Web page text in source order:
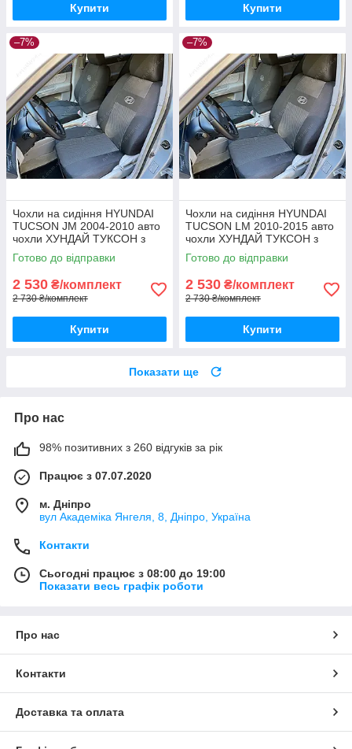
Купити Купити
–7%
Чохли на сидіння HYUNDAI
TUCSON JM 2004-2010 авто
чохли ХУНДАЙ ТУКСОН з
2004 по 2010
Готово до відправки
2 530 ₴/комплект
2 730 ₴/комплект
Купити
–7%
Чохли на сидіння HYUNDAI
TUCSON LM 2010-2015 авто
чохли ХУНДАЙ ТУКСОН з
2010 по 2015
Готово до відправки
2 530 ₴/комплект
2 730 ₴/комплект
Купити
Показати ще
Про нас
98% позитивних з 260 відгуків за рік
Працює з 07.07.2020
м. Дніпро
вул Академіка Янгеля, 8, Дніпро, Україна
Контакти
Сьогодні працює з 08:00 до 19:00
Показати весь графік роботи
Про нас
Контакти
Доставка та оплата